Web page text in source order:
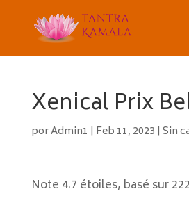
Xenical Prix
porAdmin1 | Feb 11, 2023 | Sin
Note 4.7 étoiles, basé sur222